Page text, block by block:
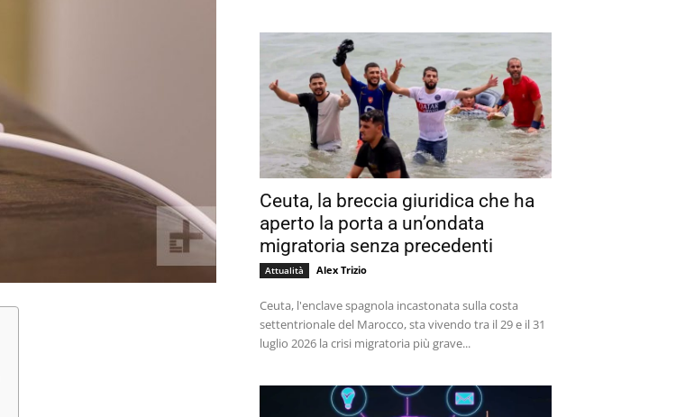
Ceuta, la breccia giuridica che ha
aperto la porta a un’ondata
migratoria senza precedenti
Attualità Alex Trizio
Ceuta, l'enclave spagnola incastonata sulla costa
settentrionale del Marocco, sta vivendo tra il 29 e il 31
luglio 2026 la crisi migratoria più grave...